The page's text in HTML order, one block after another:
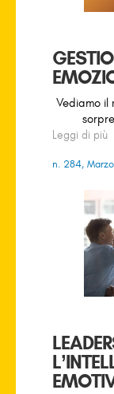
Vediamo il
Leggi di più
n. 284,